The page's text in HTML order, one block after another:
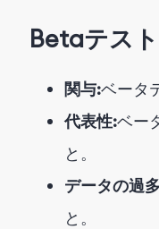
Betaテス
関与:ベータ
代表性:ベー
と。
データの過
と。